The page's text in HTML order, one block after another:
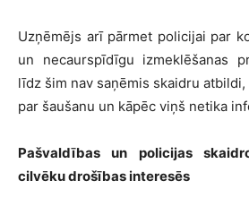
Uzņēmējs arī pārmet policijai par
un necaurspīdīgu izmeklēšanas
līdz šim nav saņēmis skaidru
par šaušanu un kāpēc viņš netika
Pašvaldības un policijas
cilvēku drošības interesēs